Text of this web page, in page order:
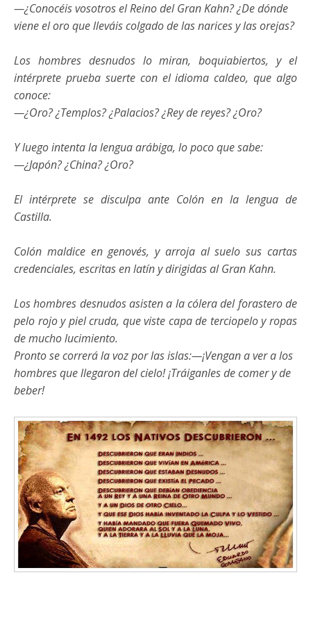
—¿Conocéis vosotros el Reino del Gran Kahn? ¿De dónde
viene el oro que lleváis colgado de las narices y las orejas?
Los hombres desnudos lo miran, boquiabiertos, y el
intérprete prueba suerte con el idioma caldeo, que algo
conoce:
—¿Oro? ¿Templos? ¿Palacios? ¿Rey de reyes? ¿Oro?
Y luego intenta la lengua arábiga, lo poco que sabe:
—¿Japón? ¿China? ¿Oro?
El intérprete se disculpa ante Colón en la lengua de
Castilla.
Colón maldice en genovés, y arroja al suelo sus cartas
credenciales, escritas en latín y dirigidas al Gran Kahn.
Los hombres desnudos asisten a la cólera del forastero de
pelo rojo y piel cruda, que viste capa de terciopelo y ropas
de mucho lucimiento.
Pronto se correrá la voz por las islas:—¡Vengan a ver a los
hombres que llegaron del cielo! ¡Tráiganles de comer y de
beber!